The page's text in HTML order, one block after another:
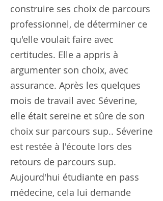
construire ses choix de parcours
professionnel, de déterminer ce
qu'elle voulait faire avec
certitudes. Elle a appris à
argumenter son choix, avec
assurance. Après les quelques
mois de travail avec Séverine,
elle était sereine et sûre de son
choix sur parcours sup.. Séverine
est restée à l'écoute lors des
retours de parcours sup.
Aujourd'hui étudiante en pass
médecine, cela lui demande